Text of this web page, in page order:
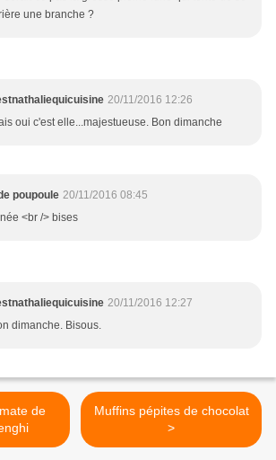
une branche ?
20/11/2016 12:26
oui c'est elle...majestueuse. Bon dimanche
poupoule 20/11/2016 08:45
<br /> bises
20/11/2016 12:27
dimanche. Bisous.
Muffins pépites de chocolat
>